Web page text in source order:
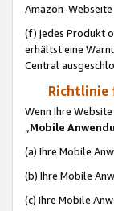
Amazon-
(f) jedes Produkt
erhältst eine
Central
Richtlinie
Wenn Ihre
„Mobile
(a) Ihre Mobile
(b) Ihre Mobile
(c) Ihre Mobile